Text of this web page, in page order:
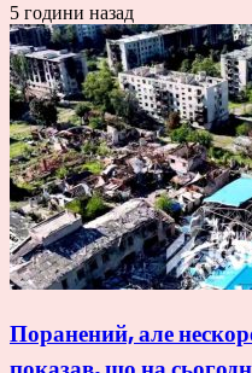
5 години назад
Поранений, але